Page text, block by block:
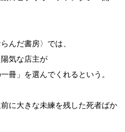
んだ書房〉では、
気な店主が
冊」を選んでくれるという。
に大きな未練を残した死者ばか